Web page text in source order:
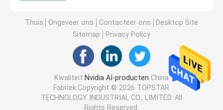
Thuis Ongeveer ons Contacteer ons
Desktop Site
Sitemap
Privacy Policy
Kwaliteit Nvidia AI-producten China
Fabriek.Copyright © 2026 TOPSTAR
TECHNOLOGY INDUSTRIAL CO., LIMITED. All
Rights Reserved.